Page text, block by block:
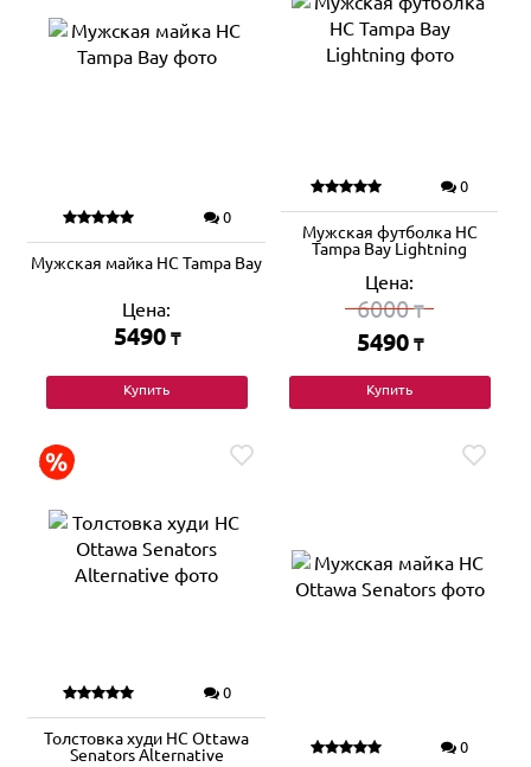
0
Мужская майка HC Tampa Bay
Цена:
5490 ₸
Купить
0
Мужская футболка HC
Tampa Bay Lightning
Цена:
6000₸
5490 ₸
Купить
0
Толстовка худи HC Ottawa
Senators Alternative
0